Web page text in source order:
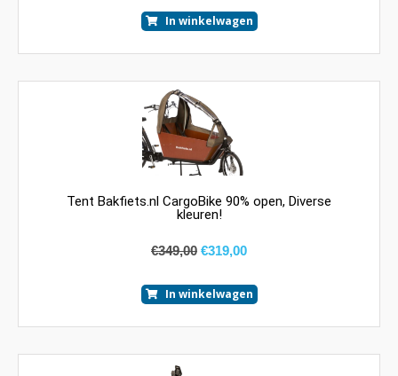
In winkelwagen
Tent Bakfiets.nl CargoBike 90% open, Diverse
kleuren!
€349,00 €319,00
In winkelwagen